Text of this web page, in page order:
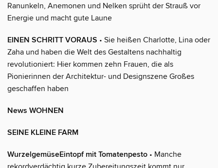
Ranunkeln, Anemonen und Nelken sprüht der Strauß vor
Energie und macht gute Laune
EINEN SCHRITT VORAUS • Sie heißen Charlotte, Lina oder
Zaha und haben die Welt des Gestaltens nachhaltig
revolutioniert: Hier kommen zehn Frauen, die als
Pionierinnen der Architektur- und Designszene Großes
geschaffen haben
News WOHNEN
SEINE KLEINE FARM
WurzelgemüseEintopf mit Tomatenpesto • Manche